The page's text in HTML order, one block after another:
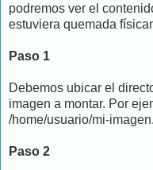
podremos ver el
estuviera quemada
Paso 1
Debemos ubicar el
imagen a montar. Por
/home/usuario/mi-
Paso 2